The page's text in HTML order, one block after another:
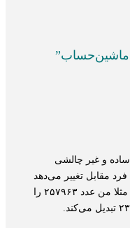
ساده و غیر چالشی
مقابل تغییر می‌دهد
را دو رقم کنید بازی جذاب‌تر می‌شود. مثلا من عدد ۲۵۷۹۶۳ را